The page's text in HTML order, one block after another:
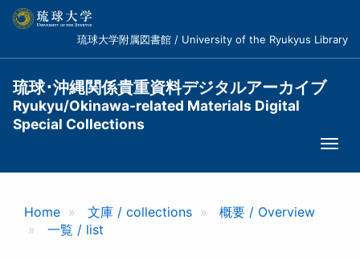
コ
琉球大学附属図書館 / University of the Ryukyus Library
琉球･沖縄関係貴重資料デジタルアーカイブ
Ryukyu/Okinawa-related Materials Digital
Special Collections
Home 文庫 / collections
概要 / Overview
一覧 / list